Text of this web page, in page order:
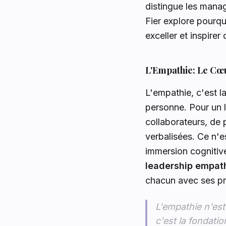
distingue les
Fier explore
exceller et inspirer
L'Empathie: Le
L'empathie, c'est
personne. Pour un
collaborateurs, de
verbalisées. Ce
immersion
leadership
chacun avec ses
L'empathie
c'est la